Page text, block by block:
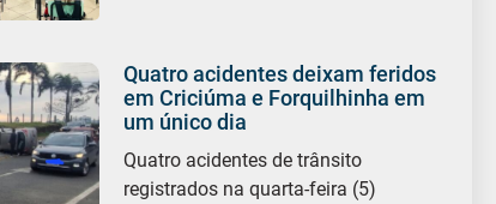
Quatro acidentes deixam feridos
em Criciúma e Forquilhinha em
um único dia
Quatro acidentes de trânsito
registrados na quarta-feira (5)